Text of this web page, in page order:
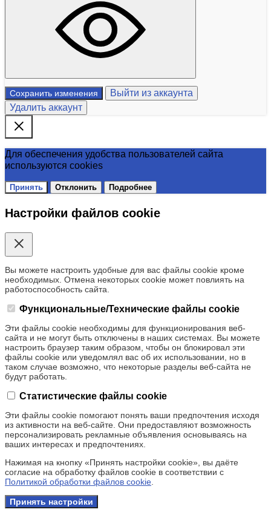
Сохранить изменения
Выйти из аккаунта
Удалить аккаунт
Для обеспечения удобства пользователей сайта
используются cookies
Принять Отклонить Подробнее
Настройки файлов cookie
Вы можете настроить удобные для вас файлы cookie кроме
необходимых. Отмена некоторых cookie может повлиять на
работоспособность сайта.
Функциональные/Технические файлы cookie
Эти файлы cookie необходимы для функционирования веб-
сайта и не могут быть отключены в наших системах. Вы можете
настроить браузер таким образом, чтобы он блокировал эти
файлы cookie или уведомлял вас об их использовании, но в
таком случае возможно, что некоторые разделы веб-сайта не
будут работать.
Статистические файлы cookie
Эти файлы cookie помогают понять ваши предпочтения исходя
из активности на веб-сайте. Они предоставляют возможность
персонализировать рекламные объявления основываясь на
ваших интересах и предпочтениях.
Нажимая на кнопку «Принять настройки cookie», вы даёте
согласие на обработку файлов cookie в соответствии с
Политикой обработки файлов cookie.
Принять настройки